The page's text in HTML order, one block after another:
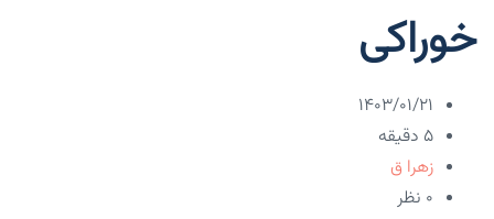
خوراکی
۱۴۰۳/۰۱/۲۱
5 دقیقه
زهرا ق
۰ نظر